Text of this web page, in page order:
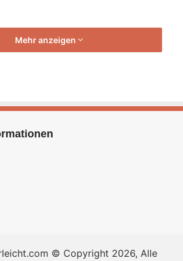
fügen manche Leute Sahne oder
erfahren Sie weiter unten im
wie Sie dies tun können. Und
hinzufügen.
Mehr anzeigen
© Copyright 2026, Alle